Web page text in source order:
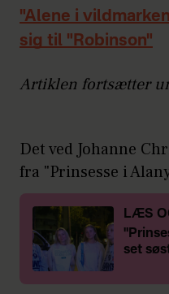
"Alene i
sig til "Robinson"
Artiklen fortsætter
Det ved Johanne
fra "Prinsesse i
LÆS
set